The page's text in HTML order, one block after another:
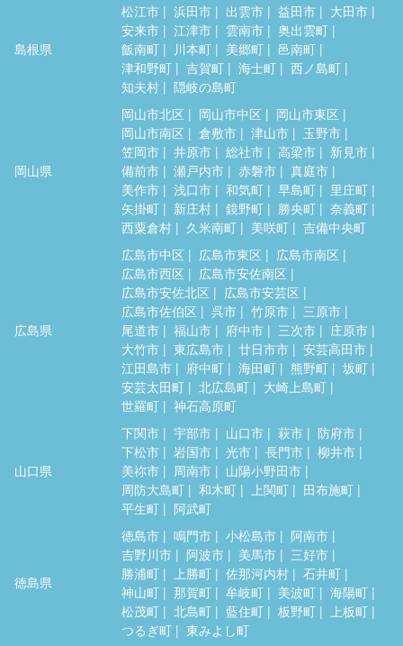
島根県
松江市 浜田市 出雲市 益田市
大田市
安来市
江津市 雲南市
奥出雲町
飯南町
川本町 美郷町
邑南町
津和野町
吉賀町 海士町
西ノ島町
知夫村
隠岐の島町
岡山県
岡山市北区 岡山市中区
岡山市東区
岡山市南区
倉敷市 津山市
玉野市
笠岡市
井原市 総社市 高梁市
新見市
備前市
瀬戸内市 赤磐市
真庭市
美作市
浅口市 和気町 早島町
里庄町
矢掛町
新庄村 鏡野町 勝央町
奈義町
西粟倉村
久米南町 美咲町 吉備中央町
広島県
広島市中区 広島市東区
広島市南区
広島市西区
広島市安佐南区
広島市安佐北区
広島市安芸区
広島市佐伯区
呉市 竹原市
三原市
尾道市
福山市 府中市 三次市
庄原市
大竹市
東広島市 廿日市市
安芸高田市
江田島市
府中町 海田町 熊野町
坂町
安芸太田町
北広島町
大崎上島町
世羅町
神石高原町
山口県
下関市 宇部市 山口市 萩市
防府市
下松市
岩国市 光市 長門市
柳井市
美祢市
周南市
山陽小野田市
周防大島町
和木町 上関町
田布施町
平生町
阿武町
徳島県
徳島市 鳴門市 小松島市
阿南市
吉野川市
阿波市 美馬市
三好市
勝浦町
上勝町 佐那河内村
石井町
神山町
那賀町 牟岐町 美波町
海陽町
松茂町
北島町 藍住町 板野町
上板町
つるぎ町
東みよし町